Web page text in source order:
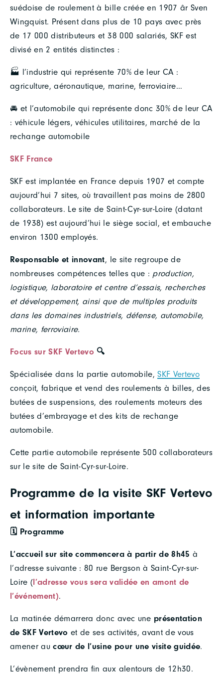
suédoise de roulement à bille créée en 1907 âr Sven
Wingquist. Présent dans plus de 10 pays avec près
de 17 000 distributeurs et 38 000 salariés, SKF est
divisé en 2 entités distinctes :
🏭 l’industrie qui représente 70% de leur CA :
agriculture, aéronautique, marine, ferroviaire…
🚘 et l’automobile qui représente donc 30% de leur CA
: véhicule légers, véhicules utilitaires, marché de la
rechange automobile
SKF France
SKF est implantée en France depuis 1907 et compte
aujourd’hui 7 sites, où travaillent pas moins de 2800
collaborateurs. Le site de Saint-Cyr-sur-Loire (datant
de 1938) est aujourd’hui le siège social, et embauche
environ 1300 employés.
Responsable et innovant, le site regroupe de
nombreuses compétences telles que : production,
logistique, laboratoire et centre d’essais, recherches
et développement, ainsi que de multiples produits
dans les domaines industriels, défense, automobile,
marine, ferroviaire.
Focus sur SKF Vertevo 🔍
Spécialisée dans la partie automobile,SKF Vertevo
conçoit, fabrique et vend des roulements à billes, des
butées de suspensions, des roulements moteurs des
butées d’embrayage et des kits de rechange
automobile.
Cette partie automobile représente 500 collaborateurs
sur le site de Saint-Cyr-sur-Loire.
Programme de la visite SKF Vertevo
et information importante
🗓️ Programme
L’accueil sur site commencera à partir de 8h45 à
l’adresse suivante : 80 rue Bergson à Saint-Cyr-sur-
Loire ( l’adresse vous sera validée en amont de
l’événement).
La matinée démarrera donc avec une présentation
de SKF Vertevo et de ses activités, avant de vous
amener aucœur de l’usine pour une visite guidée.
L’évènement prendra fin aux alentours de 12h30.